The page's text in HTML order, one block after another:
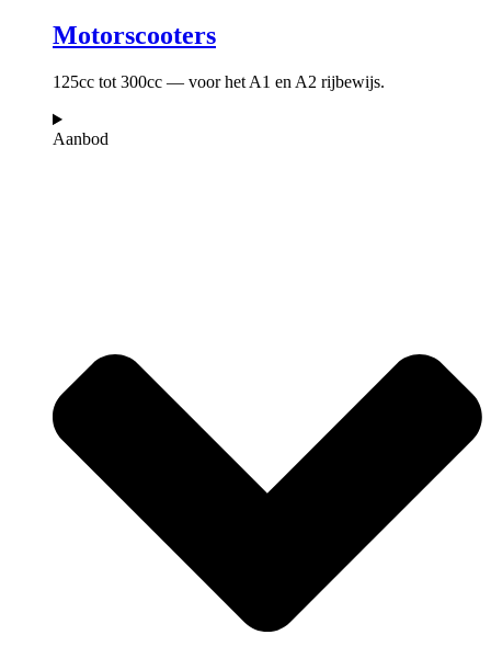
Motorscooters
125cc tot 300cc — voor het A1 en A2 rijbewijs.
Aanbod